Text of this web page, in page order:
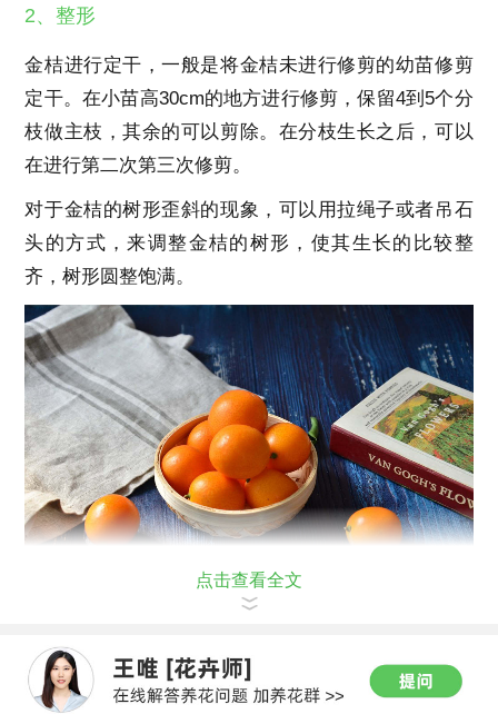
2、整形
金桔进行定干，一般是将金桔未进行修剪的幼苗修剪
定干。在小苗高30cm的地方进行修剪，保留4到5个分
枝做主枝，其余的可以剪除。在分枝生长之后，可以
在进行第二次第三次修剪。
对于金桔的树形歪斜的现象，可以用拉绳子或者吊石
头的方式，来调整金桔的树形，使其生长的比较整
齐，树形圆整饱满。
点击查看全文